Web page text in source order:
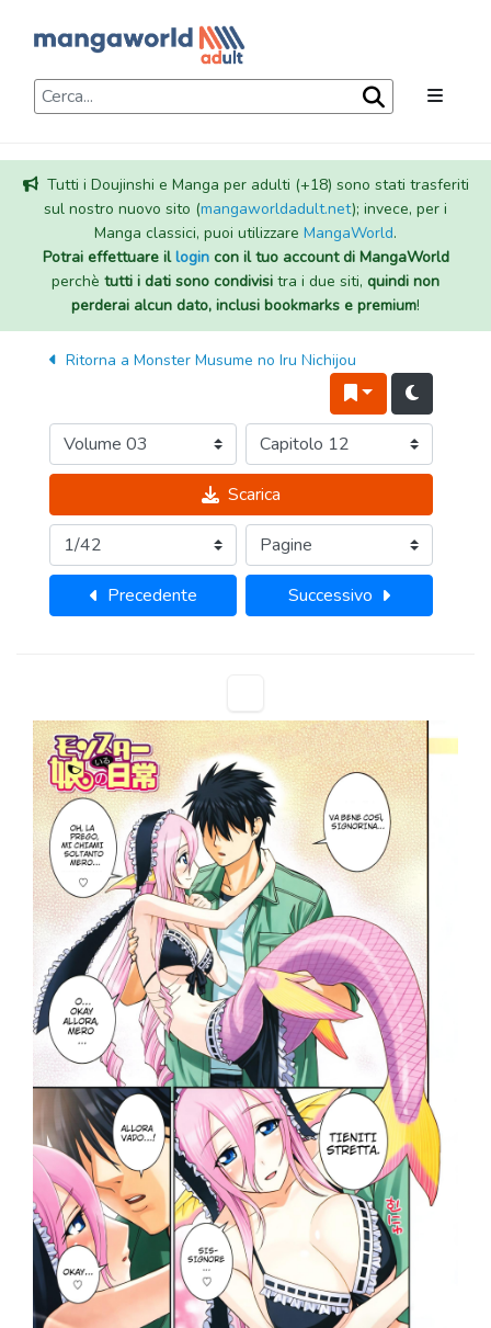
Tutti i Doujinshi e Manga per adulti (+18) sono stati trasferiti
sul nostro nuovo sito (mangaworldadult.net); invece, per i
Manga classici, puoi utilizzare MangaWorld.
Potrai effettuare illogincon il tuo account di MangaWorld
perchè tutti i dati sono condivisi tra i due siti, quindi non
perderai alcun dato, inclusi bookmarks e premium!
Ritorna a Monster Musume no Iru Nichijou
Scarica
Precedente Successivo